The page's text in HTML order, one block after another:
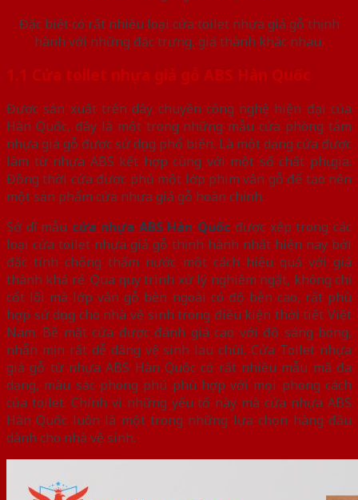
Đặc biệt có rất nhiều loại cửa toilet nhựa giả gỗ thịnh
hành với những đặc trưng, giá thành khác nhau.
1.1 Cửa toilet nhựa giả gỗ ABS Hàn Quốc
Được sản xuất trên dây chuyền công nghệ hiện đại của
Hàn Quốc, đây là một trong những mẫu cửa phòng tắm
nhựa giả gỗ được sử dụng phổ biến. Là một dạng cửa được
làm từ nhựa ABS kết hợp cùng với một số chất phụ gia.
Đồng thời cửa được phủ một lớp phim vân gỗ để tạo nên
một sản phẩm cửa nhựa giả gỗ hoàn chỉnh.
Sở dĩ mẫu cửa nhựa ABS Hàn Quốc được xếp trong các
loại cửa toilet nhựa giả gỗ thịnh hành nhất hiện nay bởi
đặc tính chống thấm nước một cách hiệu quả với giá
thành khá rẻ. Qua quy trình xử lý nghiêm ngặt, không chỉ
cốt lõi mà lớp vân gỗ bên ngoài có độ bền cao, rất phù
hợp sử dụng cho nhà vệ sinh trong điều kiện thời tiết Việt
Nam. Bề mặt cửa được đánh giá cao với độ sáng bóng,
nhẵn mịn rất dễ dàng vệ sinh lau chùi. Cửa Toilet nhựa
giả gỗ từ nhựa ABS Hàn Quốc có rất nhiều mẫu mã đa
dạng, màu săc phong phú phù hợp với mọi phong cách
của toilet. Chính vì những yếu tố này mà cửa nhựa ABS
Hàn Quốc luôn là một trong những lựa chọn hàng đầu
dành cho nhà vệ sinh.